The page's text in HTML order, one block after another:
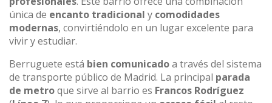
única de encanto tradicional y comodidades
modernas, convirtiéndolo en un lugar excelente para
vivir y estudiar.
Berruguete está bien comunicadoa través del sistema
de transporte público de Madrid. La principal parada
de metroque sirve al barrio es Francos Rodríguez